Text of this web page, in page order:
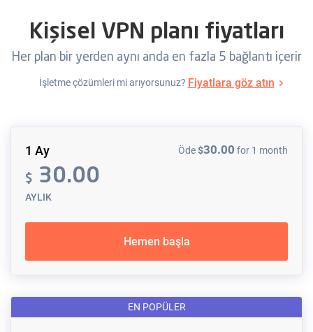
Kişisel VPN planı fiyatları
Her plan bir yerden aynı anda en fazla 5 bağlantı içerir
İşletme çözümleri mi arıyorsunuz? Fiyatlara göz atın
1 Ay
$ 30.00
AYLIK
Öde$30.00 for 1 month
Hemen başla
EN POPÜLER